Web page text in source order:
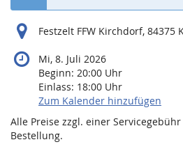
Festzelt FFW Kirchdorf, 84375
Mi, 8. Juli 2026
Beginn: 20:00 Uhr
Einlass: 18:00 Uhr
Zum Kalender hinzufügen
Alle Preise zzgl. einer
Bestellung.